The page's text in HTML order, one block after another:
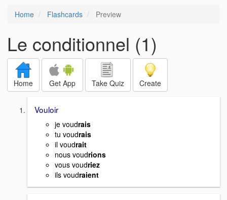
Home Flashcards Preview
Le conditionnel (1)
Home Get App Take Quiz Create
Vouloir
je voudrais
tu voudrais
il voudrait
nous voudrions
vous voudriez
ils voudraient